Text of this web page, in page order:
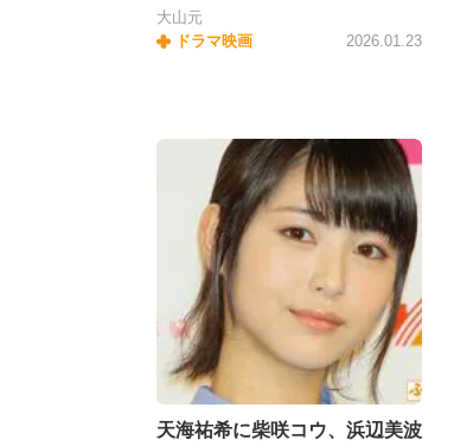
大山元
ドラマ映画
2026.01.23
天海祐希に柴咲コウ、浜辺美波